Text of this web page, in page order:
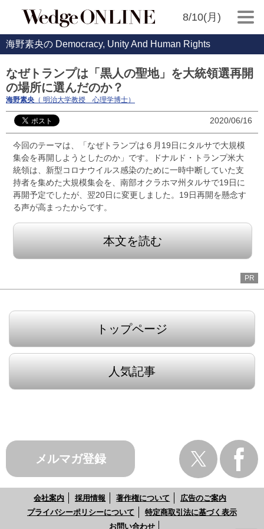
8/10(月)
海野素央の Democracy, Unity And Human Rights
なぜトランプは「黒人の聖地」を大統領選再開
の場所に選んだのか？
海野素央 （ 明治大学教授 心理学博士）
2020/06/16
今回のテーマは、「なぜトランプは６月19日にタルサで大規模
集会を再開しようとしたのか」です。ドナルド・トランプ米大
統領は、新型コロナウイルス感染のために一時中断していた支
持者を集めた大規模集会を、南部オクラホマ州タルサで19日に
再開予定でしたが、翌20日に変更しました。19日再開を懸念す
る声が高まったからです。
本文を読む
PR
トップページ
人気記事
メルマガ登録
会社案内 採用情報 著作権について
広告のご案内
プライバシーポリシーについて
特定商取引法に基づく表示
お問い合わせ